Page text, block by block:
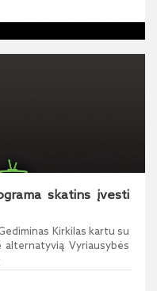
skatins įvesti
Kirkilas kartu su
Vyriausybės